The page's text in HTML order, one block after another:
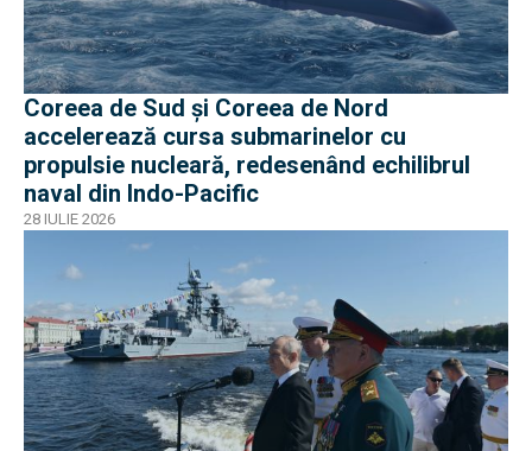
Coreea de Sud și Coreea de Nord
accelerează cursa submarinelor cu
propulsie nucleară, redesenând echilibrul
naval din Indo-Pacific
28 IULIE 2026